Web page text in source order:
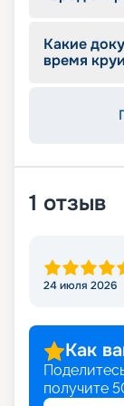
позволяет
Какие
время
1 отзыв
24 июля 2026
Как
получите